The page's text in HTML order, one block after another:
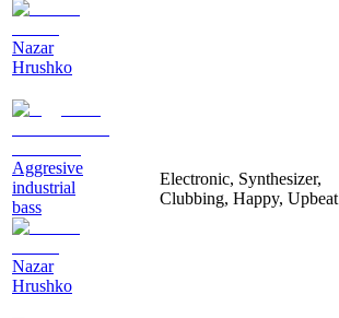
Nazar
Hrushko
Aggresive
industrial
bass
Nazar
Hrushko
Electronic, Synthesizer,
Clubbing, Happy, Upbeat